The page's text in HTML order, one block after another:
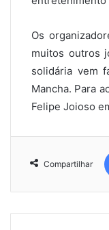
Os
muitos outros
solidária vem
Mancha. Para
Felipe Joioso
Compartilhar